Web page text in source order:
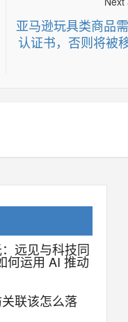
亚马逊玩具类商品
认证书，否则将被
远见与科技同
何运用 AI 推动
联该怎么落